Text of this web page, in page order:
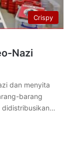
Crispy
Nazi
dan menyita
barang
didistribusikan…